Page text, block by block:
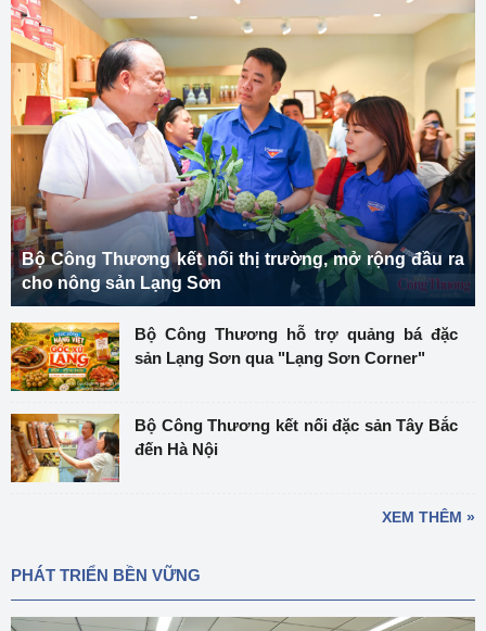
Bộ Công Thương kết nối thị trường, mở rộng đầu ra
cho nông sản Lạng Sơn
Bộ Công Thương hỗ trợ quảng bá đặc
sản Lạng Sơn qua "Lạng Sơn Corner"
Bộ Công Thương kết nối đặc sản Tây Bắc
đến Hà Nội
XEM THÊM »
PHÁT TRIỂN BỀN VỮNG